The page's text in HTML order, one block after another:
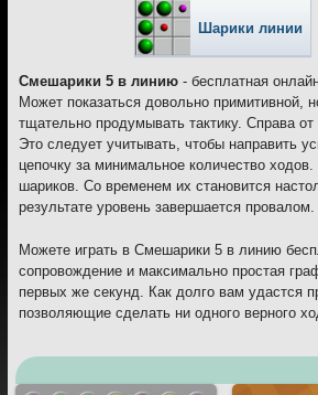
Шарики линии
Смешарики 5 в линию - бесплатная
Может показаться довольно примитивной,
тщательно продумывать тактику. Справа
Это следует учитывать, чтобы направить
цепочку за минимальное количество
шариков. Со временем их становится
результате уровень завершается провалом.
Можете играть в Смешарики 5 в линию
сопровождение и максимально простая
первых же секунд. Как долго вам удастся
позволяющие сделать ни одного верного